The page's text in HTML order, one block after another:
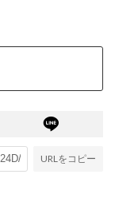
URLをコピー